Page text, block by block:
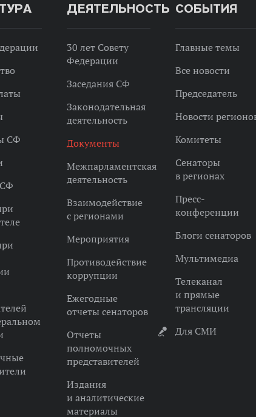
СФ
ДЕЯТЕЛЬНОСТЬ
30 лет Совету
Федерации
Заседания СФ
Законодательная
деятельность
Документы
Межпарламентская
деятельность
Взаимодействие
с регионами
Мероприятия
Противодействие
коррупции
Ежегодные
отчеты сенаторов
Отчеты
полномочных
представителей
Издания
и аналитические
материалы
СОБЫТИЯ
Главные темы
Все новости
Председатель
Новости
Комитеты
Сенаторы
в регионах
Пресс-
конференции
Блоги сенаторов
Мультимедиа
Телеканал
и прямые
трансляции
Для СМИ